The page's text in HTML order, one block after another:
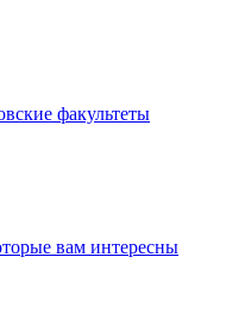
факультеты
вам интересны